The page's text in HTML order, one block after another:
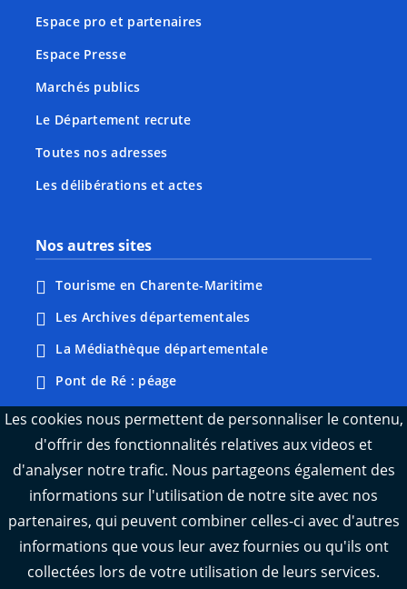
Espace pro et partenaires
Espace Presse
Marchés publics
Le Département recrute
Toutes nos adresses
Les délibérations et actes
Nos autres sites
Tourisme en Charente-Maritime
Les Archives départementales
La Médiathèque départementale
Pont de Ré : péage
Webcams : Ré info trafic
Webcams : Oléron info trafic
Manger 17
L'Observatoire des territoires de Charente-
Maritime
Les cookies nous permettent de personnaliser le contenu,
d'offrir des fonctionnalités relatives aux videos et
d'analyser notre trafic. Nous partageons également des
informations sur l'utilisation de notre site avec nos
partenaires, qui peuvent combiner celles-ci avec d'autres
informations que vous leur avez fournies ou qu'ils ont
collectées lors de votre utilisation de leurs services.